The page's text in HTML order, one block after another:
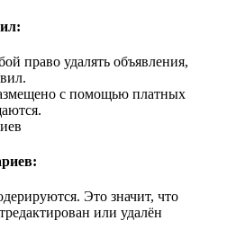
право удалять объявления,
с помощью платных
Это значит, что
или удалён